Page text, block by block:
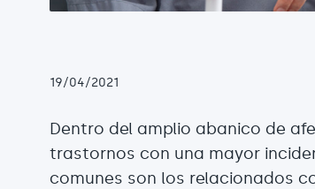
19/04/2021
Dentro del amplio abanico de
trastornos con una mayor
comunes son los relacionados